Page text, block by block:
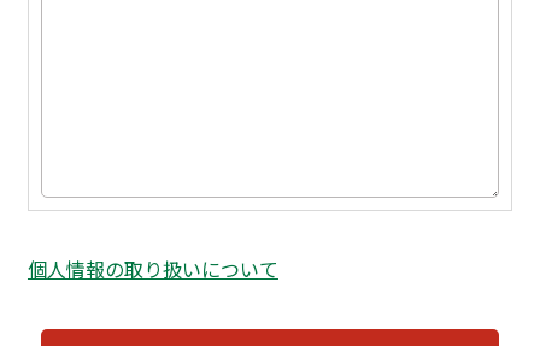
個人情報の取り扱いについて